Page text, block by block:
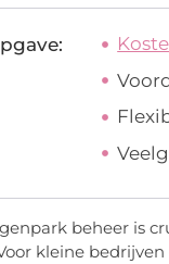
beheer is
kleine